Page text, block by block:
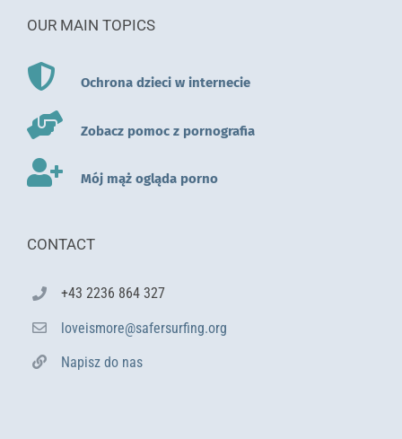
OUR MAIN TOPICS
Ochrona dzieci w internecie
Zobacz pomoc z pornografia
Mój mąż ogląda porno
CONTACT
+43 2236 864 327
loveismore@safersurfing.org
Napisz do nas